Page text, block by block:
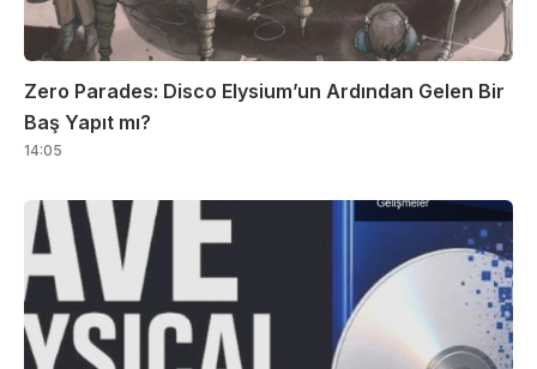
Zero Parades: Disco Elysium’un Ardından Gelen Bir
Baş Yapıt mı?
14:05